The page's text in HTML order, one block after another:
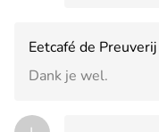
Eetcafé de Preuverij
Dank je wel.